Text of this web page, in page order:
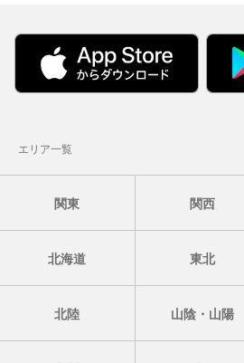
エリア一覧
関東 関西
北海道 東北
北陸 山陰・山陽